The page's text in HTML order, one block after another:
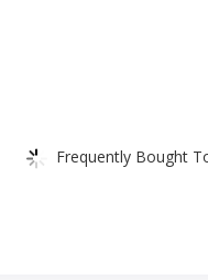
Frequently Bought